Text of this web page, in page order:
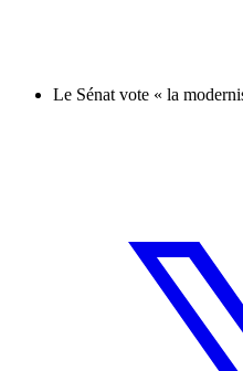
Le Sénat vote « la